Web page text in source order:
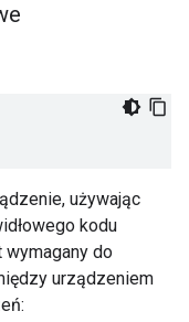
używając
kodu
wymagany do
urządzeniem